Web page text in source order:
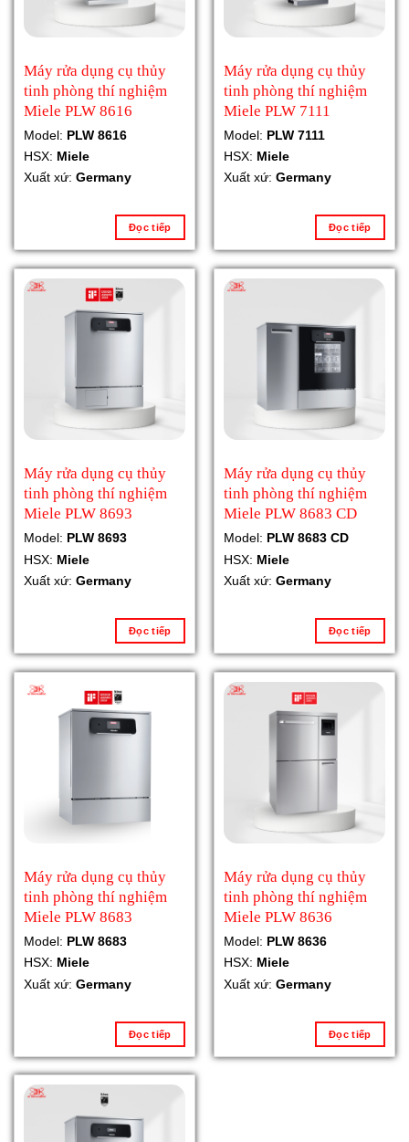
Máy rửa dụng cụ thủy
tinh phòng thí nghiệm
Miele PLW 8616
Model: PLW 8616
HSX: Miele
Xuất xứ: Germany
Đọc tiếp
Máy rửa dụng cụ thủy
tinh phòng thí nghiệm
Miele PLW 7111
Model: PLW 7111
HSX: Miele
Xuất xứ: Germany
Đọc tiếp
Máy rửa dụng cụ thủy
tinh phòng thí nghiệm
Miele PLW 8693
Model: PLW 8693
HSX: Miele
Xuất xứ: Germany
Đọc tiếp
Máy rửa dụng cụ thủy
tinh phòng thí nghiệm
Miele PLW 8683 CD
Model: PLW 8683 CD
HSX: Miele
Xuất xứ: Germany
Đọc tiếp
Máy rửa dụng cụ thủy
tinh phòng thí nghiệm
Miele PLW 8683
Model: PLW 8683
HSX: Miele
Xuất xứ: Germany
Đọc tiếp
Máy rửa dụng cụ thủy
tinh phòng thí nghiệm
Miele PLW 8636
Model: PLW 8636
HSX: Miele
Xuất xứ: Germany
Đọc tiếp